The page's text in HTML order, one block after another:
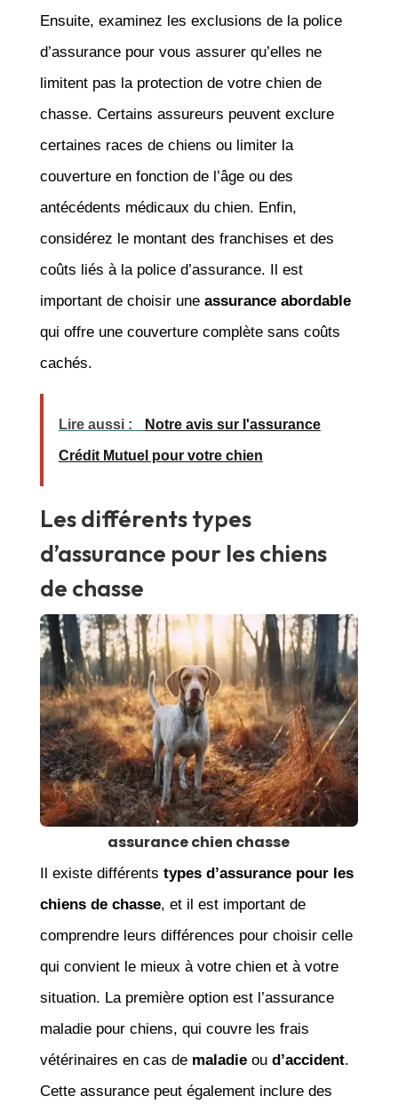
Ensuite, examinez les exclusions de la police
d’assurance pour vous assurer qu’elles ne
limitent pas la protection de votre chien de
chasse. Certains assureurs peuvent exclure
certaines races de chiens ou limiter la
couverture en fonction de l’âge ou des
antécédents médicaux du chien. Enfin,
considérez le montant des franchises et des
coûts liés à la police d’assurance. Il est
important de choisir une assurance abordable
qui offre une couverture complète sans coûts
cachés.
Lire aussi : Notre avis sur l'assurance
Crédit Mutuel pour votre chien
Les différents types
d’assurance pour les chiens
de chasse
assurance chien chasse
Il existe différents types d’assurance pour les
chiens de chasse, et il est important de
comprendre leurs différences pour choisir celle
qui convient le mieux à votre chien et à votre
situation. La première option est l’assurance
maladie pour chiens, qui couvre les frais
vétérinaires en cas de maladieou d’accident.
Cette assurance peut également inclure des